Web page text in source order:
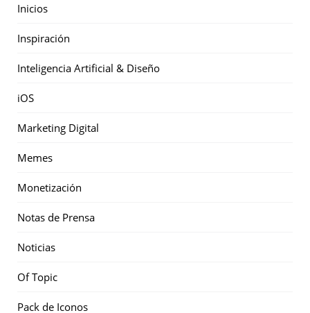
Inicios
Inspiración
Inteligencia Artificial & Diseño
iOS
Marketing Digital
Memes
Monetización
Notas de Prensa
Noticias
Of Topic
Pack de Iconos